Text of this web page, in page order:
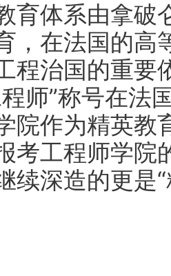
育体系由拿破
，在法国的高
程治国的重要
师”称号在法
院作为精英教
考工程师学院
续深造的更是